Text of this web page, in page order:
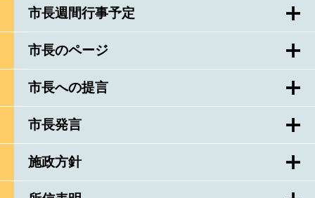
市長週間行事予定
市長のページ
市長への提言
市長発言
施政方針